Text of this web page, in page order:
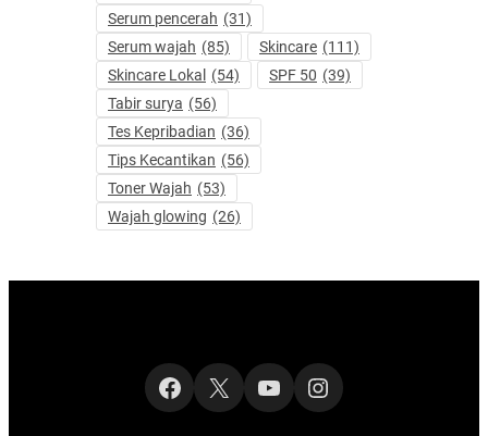
Serum pencerah (31)
Serum wajah (85) Skincare (111)
Skincare Lokal (54) SPF 50 (39)
Tabir surya (56)
Tes Kepribadian (36)
Tips Kecantikan (56)
Toner Wajah (53)
Wajah glowing (26)
Facebook
X YouTubeInstagram